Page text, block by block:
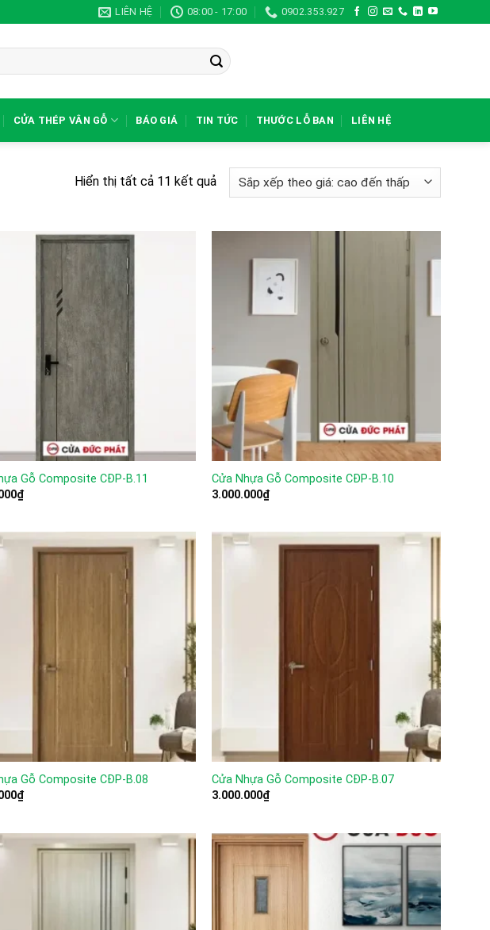
LIÊN HỆ 08:00 - 17:00 0902.353.927
CỬA THÉP VÂN GỖ BÁO GIÁ TIN TỨC THƯỚC LỖ BAN LIÊN HỆ
Hiển thị tất cả 11 kết quảĐã
sắp
Gỗ Composite CĐP-B.11
₫
Cửa Nhựa Gỗ Composite CĐP-B.10
3.000.000₫
Gỗ Composite CĐP-B.08
₫
Cửa Nhựa Gỗ Composite CĐP-B.07
3.000.000₫